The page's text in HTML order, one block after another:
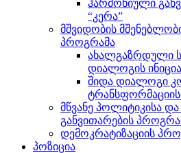
ჰარმონიული
“კერა”
მშვიდობის
პროგრამა
ახალგაზრდული
დიალოგის
შიდა დიალოგი
მწვანე პოლიტიკისა
განვითარების
დემოკრატიზაციის
პოზიცია